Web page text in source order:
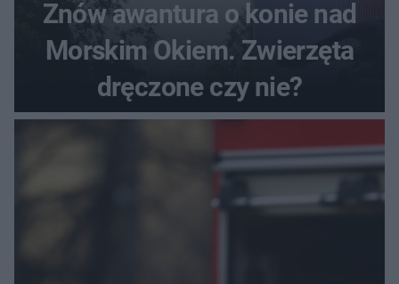
Znów awantura o konie nad
Morskim Okiem. Zwierzęta
dręczone czy nie?